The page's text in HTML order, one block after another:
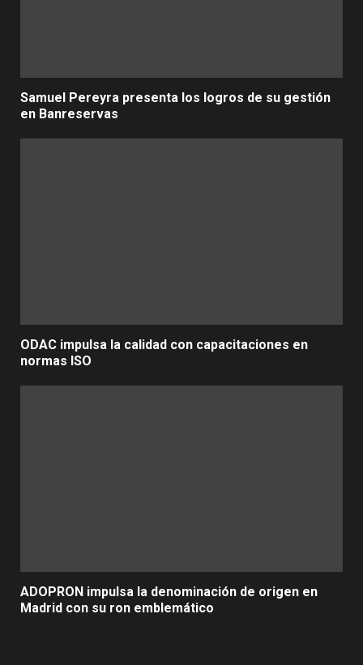
Samuel Pereyra presenta los logros de su gestión
en Banreservas
ODAC impulsa la calidad con capacitaciones en
normas ISO
ADOPRON impulsa la denominación de origen en
Madrid con su ron emblemático